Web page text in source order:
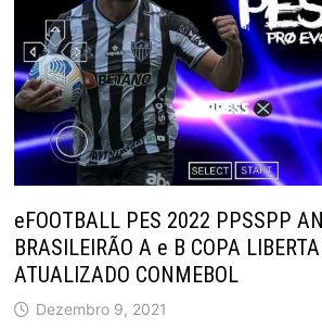
eFOOTBALL PES 2022 PPSSPP
BRASILEIRÃO A e B COPA
ATUALIZADO CONMEBOL
Dezembro 9, 2021